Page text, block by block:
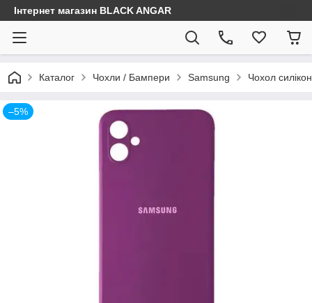
Інтернет магазин BLACK ANGAR
Каталог Чохли / Бампери Samsung Чохол
–5%